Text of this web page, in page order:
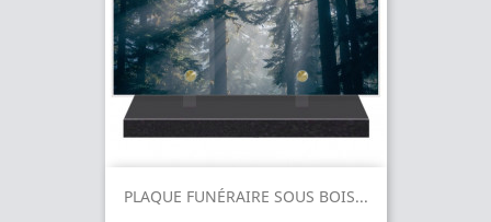
PLAQUE FUNÉRAIRE SOUS BOIS...